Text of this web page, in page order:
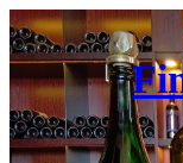
内
容
を
ス
キ
ッ